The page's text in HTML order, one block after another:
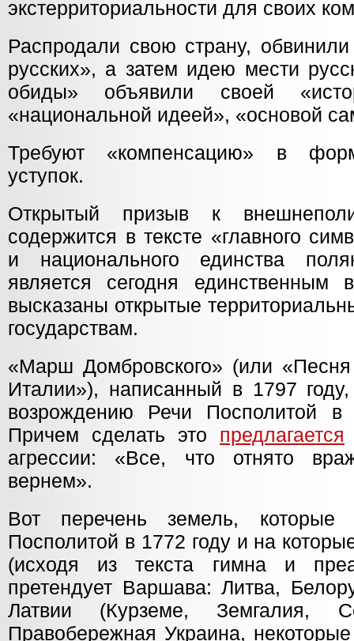
экстерриториальности для своих
Распродали свою страну,
русских», а затем идею мести
обиды» объявили своей
«национальной идеей», «основой
Требуют «компенсацию» в
уступок.
Открытый призыв к
содержится в тексте «главного
и национального единства
является сегодня
высказаны открытые
государствам.
«Марш Домбровского» (или «Песня
Италии»), написанный в 1797
возрождению Речи Посполитой в
Причем сделать это предлагается
агрессии: «Все, что отнято
вернем».
Вот перечень земель, которые
Посполитой в 1772 году и на
(исходя из текста гимна и
претендует Варшава: Литва,
Латвии (Курземе, Земгалия,
Правобережная Украина,